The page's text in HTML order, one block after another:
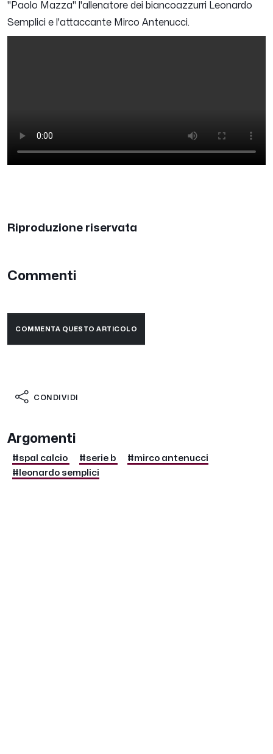
"Paolo Mazza" l'allenatore dei biancoazzurri Leonardo
Semplici e l'attaccante Mirco Antenucci.
Riproduzione riservata
Commenti
COMMENTA QUESTO ARTICOLO
CONDIVIDI
Argomenti
#spal calcio #serie b
#mirco antenucci
#leonardo semplici